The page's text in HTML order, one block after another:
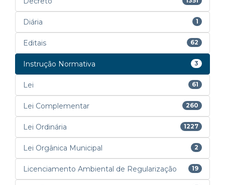
Diária 1
Editais 62
Instrução Normativa 3
Lei 61
Lei Complementar 260
Lei Ordinária 1227
Lei Orgânica Municipal 2
Licenciamento Ambiental de Regularização 19